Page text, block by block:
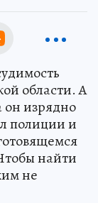
области. А
он изрядно
полиции и
найти
не